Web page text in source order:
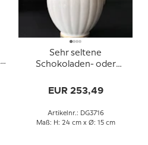
Sehr seltene
Schokoladen- oder
Deckel, Royal
Gold (vor 1894)
EUR 253,49
Artikelnr.: DG3716
Maß: H: 24 cm x Ø: 15 cm